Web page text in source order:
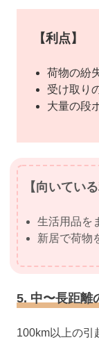
【利点】
荷物の紛
受け取り
大量の段
【向いてい
生活用品を
新居で荷物
5. 中〜長距離
100km以上の引